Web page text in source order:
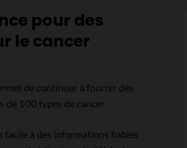
pour des
le cancer
de continuer à fournir des
de 100 types de cancer.
facile à des informations fiables